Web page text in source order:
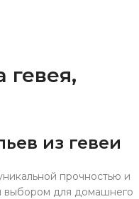
гевея,
из гевеи
прочностью и
выбором для домашнего